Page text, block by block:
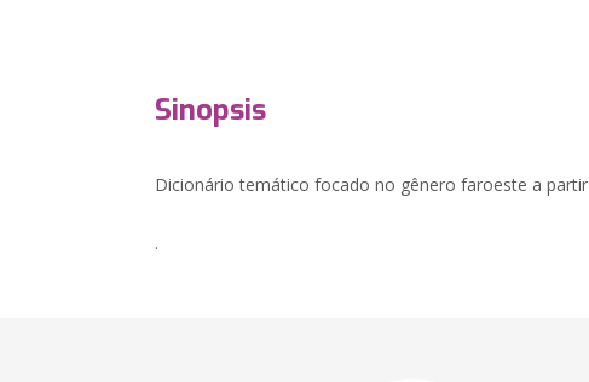
Sinopsis
Dicionário temático focado no gênero faroeste a
.